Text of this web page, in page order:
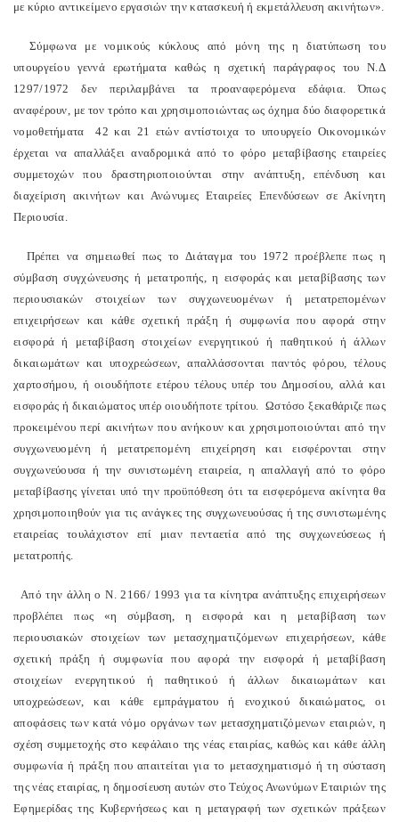
με κύριο αντικείμενο εργασιών την κατασκευή ή εκμετάλλευση ακινήτων».
Σύμφωνα με νομικούς κύκλους από μόνη της η διατύπωση του
υπουργείου γεννά ερωτήματα καθώς η σχετική παράγραφος του Ν.Δ
1297/1972 δεν περιλαμβάνει τα προαναφερόμενα εδάφια. Όπως
αναφέρουν, με τον τρόπο και χρησιμοποιώντας ως όχημα δύο διαφορετικά
νομοθετήματα 42 και 21 ετών αντίστοιχα το υπουργείο Οικονομικών
έρχεται να απαλλάξει αναδρομικά από το φόρο μεταβίβασης εταιρείες
συμμετοχών που δραστηριοποιούνται στην ανάπτυξη, επένδυση και
διαχείριση ακινήτων και Ανώνυμες Εταιρείες Επενδύσεων σε Ακίνητη
Περιουσία.
Πρέπει να σημειωθεί πως το Διάταγμα του 1972 προέβλεπε πως η
σύμβαση συγχώνευσης ή μετατροπής, η εισφοράς και μεταβίβασης των
περιουσιακών στοιχείων των συγχωνευομένων ή μετατρεπομένων
επιχειρήσεων και κάθε σχετική πράξη ή συμφωνία που αφορά στην
εισφορά ή μεταβίβαση στοιχείων ενεργητικού ή παθητικού ή άλλων
δικαιωμάτων και υποχρεώσεων, απαλλάσσονται παντός φόρου, τέλους
χαρτοσήμου, ή οιουδήποτε ετέρου τέλους υπέρ του Δημοσίου, αλλά και
εισφοράς ή δικαιώματος υπέρ οιουδήποτε τρίτου. Ωστόσο ξεκαθάριζε πως
προκειμένου περί ακινήτων που ανήκουν και χρησιμοποιούνται από την
συγχωνευομένη ή μετατρεπομένη επιχείρηση και εισφέρονται στην
συγχωνεύουσα ή την συνιστωμένη εταιρεία, η απαλλαγή από το φόρο
μεταβίβασης γίνεται υπό την προϋπόθεση ότι τα εισφερόμενα ακίνητα θα
χρησιμοποιηθούν για τις ανάγκες της συγχωνευούσας ή της συνιστωμένης
εταιρείας τουλάχιστον επί μιαν πενταετία από της συγχωνεύσεως ή
μετατροπής.
Από την άλλη ο Ν. 2166/ 1993 για τα κίνητρα ανάπτυξης επιχειρήσεων
προβλέπει πως «η σύμβαση, η εισφορά και η μεταβίβαση των
περιουσιακών στοιχείων των μετασχηματιζόμενων επιχειρήσεων, κάθε
σχετική πράξη ή συμφωνία που αφορά την εισφορά ή μεταβίβαση
στοιχείων ενεργητικού ή παθητικού ή άλλων δικαιωμάτων και
υποχρεώσεων, και κάθε εμπράγματου ή ενοχικού δικαιώματος, οι
αποφάσεις των κατά νόμο οργάνων των μετασχηματιζόμενων εταιριών, η
σχέση συμμετοχής στο κεφάλαιο της νέας εταιρίας, καθώς και κάθε άλλη
συμφωνία ή πράξη που απαιτείται για το μετασχηματισμό ή τη σύσταση
της νέας εταιρίας, η δημοσίευση αυτών στο Τεύχος Ανωνύμων Εταιριών της
Εφημερίδας της Κυβερνήσεως και η μεταγραφή των σχετικών πράξεων